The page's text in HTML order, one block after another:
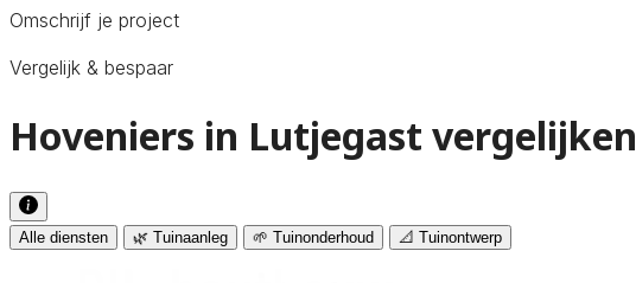
Omschrijf je project
Vergelijk & bespaar
Hoveniers in Lutjegast vergelijken
Alle diensten 🌿 Tuinaanleg 🌱 Tuinonderhoud 📐 Tuinontwerp